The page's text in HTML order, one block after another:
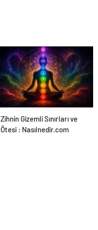
Zihnin Gizemli Sınırları ve
Ötesi : Nasılnedir.com